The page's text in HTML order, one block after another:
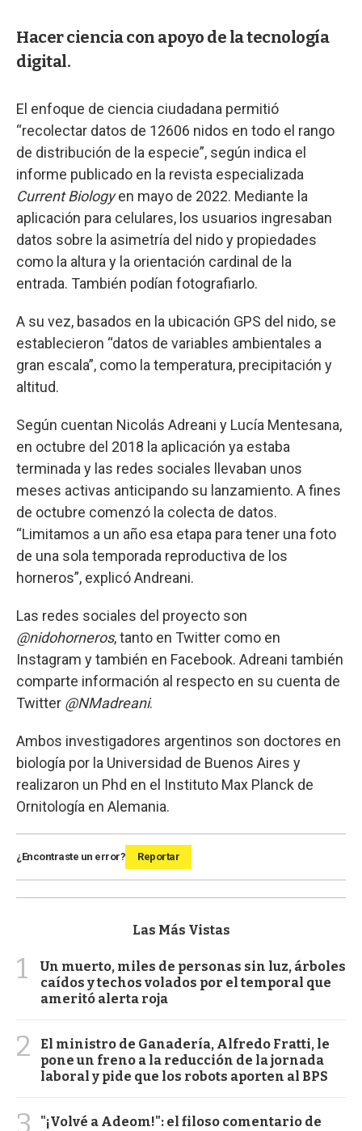
Hacer ciencia con apoyo de la tecnología
digital.
El enfoque de ciencia ciudadana permitió
“recolectar datos de 12606 nidos en todo el rango
de distribución de la especie”, según indica el
informe publicado en la revista especializada
Current Biologyen mayo de 2022. Mediante la
aplicación para celulares, los usuarios ingresaban
datos sobre la asimetría del nido y propiedades
como la altura y la orientación cardinal de la
entrada. También podían fotografiarlo.
A su vez, basados en la ubicación GPS del nido, se
establecieron “datos de variables ambientales a
gran escala”, como la temperatura, precipitación y
altitud.
Según cuentan Nicolás Adreani y Lucía Mentesana,
en octubre del 2018 la aplicación ya estaba
terminada y las redes sociales llevaban unos
meses activas anticipando su lanzamiento. A fines
de octubre comenzó la colecta de datos.
“Limitamos a un año esa etapa para tener una foto
de una sola temporada reproductiva de los
horneros”, explicó Andreani.
Las redes sociales del proyecto son
@nidohorneros, tanto en Twitter como en
Instagram y también en Facebook. Adreani también
comparte información al respecto en su cuenta de
Twitter @NMadreani.
Ambos investigadores argentinos son doctores en
biología por la Universidad de Buenos Aires y
realizaron un Phd en el Instituto Max Planck de
Ornitología en Alemania.
¿Encontraste un error? Reportar
Las Más Vistas
1
Un muerto, miles de personas sin luz, árboles
caídos y techos volados por el temporal que
ameritó alerta roja
2
El ministro de Ganadería, Alfredo Fratti, le
pone un freno a la reducción de la jornada
laboral y pide que los robots aporten al BPS
3
"¡Volvé a Adeom!": el filoso comentario de